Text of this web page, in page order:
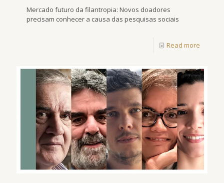
Mercado futuro da filantropia: Novos doadores
precisam conhecer a causa das pesquisas sociais
Read more